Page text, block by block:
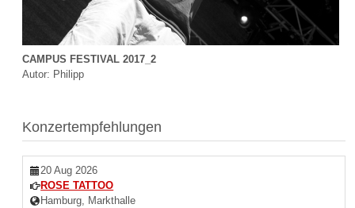
CAMPUS FESTIVAL 2017_2
Autor: Philipp
Konzertempfehlungen
20 Aug 2026
ROSE TATTOO
Hamburg, Markthalle